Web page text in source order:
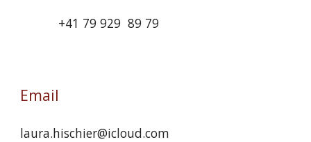
+41 79 929 89 79
Email
laura.hischier@icloud.com